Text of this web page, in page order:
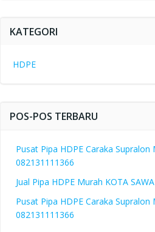
KATEGORI
HDPE
POS-POS TERBARU
Pusat Pipa HDPE Caraka Supralon
082131111366
Jual Pipa HDPE Murah KOTA
Pusat Pipa HDPE Caraka Supralon
082131111366